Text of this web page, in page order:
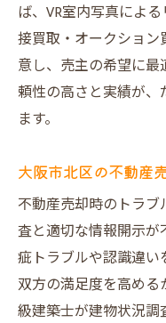
不動産売却なら
中崎西エリ
は
地域特性を
ピール
大阪市北区
よう
不動産売却
解説
ば、VR室内写真によ
接買取・オークショ
意し、売主の希望に
頼性の高さと実績が
ます。
大阪市北区の不動産
不動産売却時のトラ
査と適切な情報開示
疵トラブルや認識違
双方の満足度を高め
級建築士が建物状況